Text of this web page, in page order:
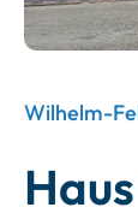
Wilhelm-